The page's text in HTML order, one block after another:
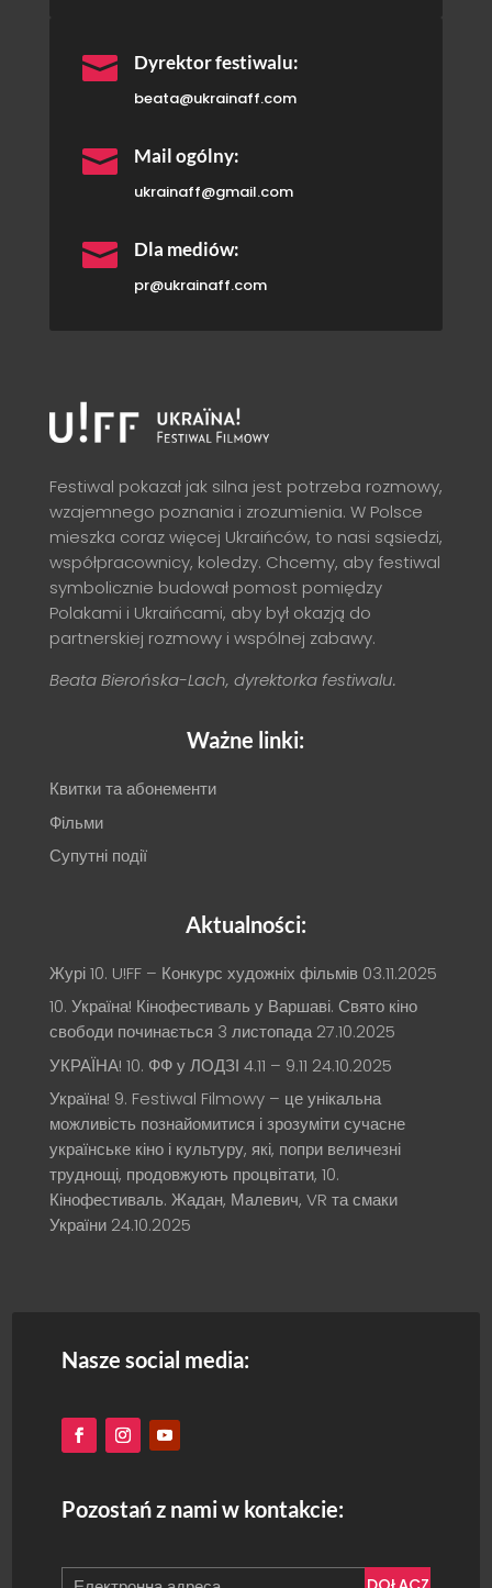
 Dyrektor festiwalu:
beata@ukrainaff.com
 Mail ogólny:
ukrainaff@gmail.com
 Dla mediów:
pr@ukrainaff.com
Festiwal pokazał jak silna jest potrzeba rozmowy,
wzajemnego poznania i zrozumienia. W Polsce
mieszka coraz więcej Ukraińców, to nasi sąsiedzi,
współpracownicy, koledzy. Chcemy, aby festiwal
symbolicznie budował pomost pomiędzy
Polakami i Ukraińcami, aby był okazją do
partnerskiej rozmowy i wspólnej zabawy.
Beata Bierońska-Lach, dyrektorka festiwalu.
Ważne linki:
Квитки та абонементи
Фільми
Супутні події
Aktualności:
Журі 10. U!FF – Конкурс художніх фільмів 03.11.2025
10. Україна! Кінофестиваль у Варшаві. Свято кіно
свободи починається 3 листопада 27.10.2025
УКРАЇНА! 10. ФФ у ЛОДЗІ 4.11 – 9.11 24.10.2025
Україна! 9. Festiwal Filmowy – це унікальна
можливість познайомитися і зрозуміти сучасне
українське кіно і культуру, які, попри величезні
труднощі, продовжують процвітати, 10.
Кінофестиваль. Жадан, Малевич, VR та смаки
України 24.10.2025
Nasze social media:
Pozostań z nami w kontakcie: